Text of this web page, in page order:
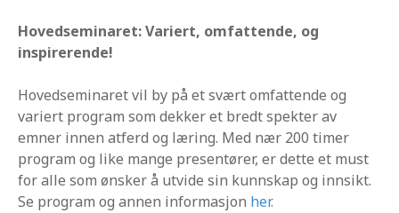
Hovedseminaret: Variert, omfattende, og
inspirerende!
Hovedseminaret vil by på et svært omfattende og
variert program som dekker et bredt spekter av
emner innen atferd og læring. Med nær 200 timer
program og like mange presentører, er dette et must
for alle som ønsker å utvide sin kunnskap og innsikt.
Se program og annen informasjon her.